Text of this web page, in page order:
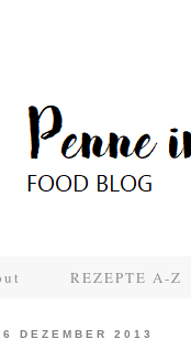
REZEPTE A-Z
DEZEMBER 2013